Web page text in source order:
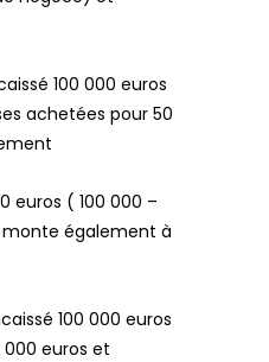
100 000 euros
achetées pour 50
euros ( 100 000 –
également à
100 000 euros
euros et